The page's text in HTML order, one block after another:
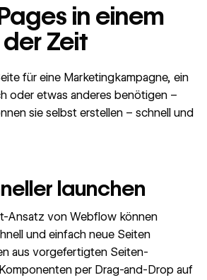
in einem
Zeit
für eine Marketingkampagne, ein
oder etwas anderes benötigen –
sie selbst erstellen – schnell und
launchen
Ansatz von Webflow können
und einfach neue Seiten
aus vorgefertigten Seiten-
per Drag-and-Drop auf